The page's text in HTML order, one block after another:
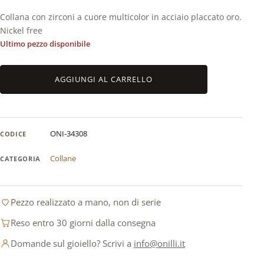
Collana con zirconi a cuore multicolor in acciaio placcato oro.
Nickel free
Ultimo pezzo disponibile
multicolor
oro
quantità
AGGIUNGI AL CARRELLO
CODICE ONI-34308
CATEGORIA Collane
Pezzo realizzato a mano, non di serie
Reso entro 30 giorni dalla consegna
Domande sul gioiello? Scrivi a info@onilli.it